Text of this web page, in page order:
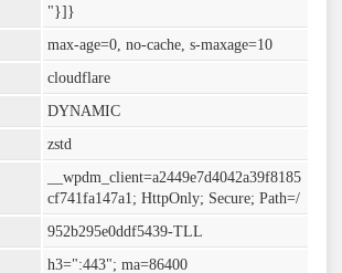
"}]}
max-age=0, no-cache, s-maxage=10
cloudflare
DYNAMIC
zstd
__wpdm_client=a2449e7d4042a39f8185
cf741fa147a1; HttpOnly; Secure; Path=/
952b295e0ddf5439-TLL
h3=":443"; ma=86400